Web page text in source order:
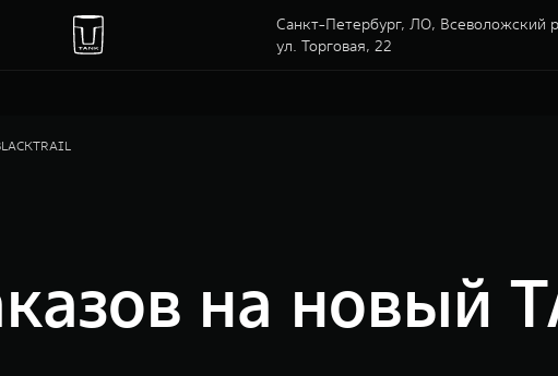
Санкт-Петербург, ЛО, Всеволожский
ул. Торговая, 22
на новый